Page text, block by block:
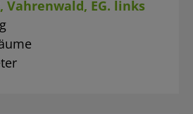
Vahrenwald, EG. links